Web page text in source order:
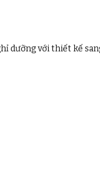
dưỡng với thiết kế